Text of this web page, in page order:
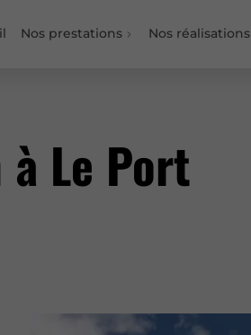
Nos prestations Nos réalisations
Le Port